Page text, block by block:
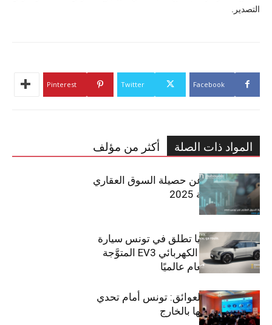
التصدير.
Facebook
Twitter
Pinterest
المواد ذات الصلة أكثر من مؤلف
مبوب تكشف عن حصيلة السوق العقاري
في تونس لسنة 2025
سيتي كارز – كيا تطلق في تونس سيارة
الـدفع الرباعي الكهربائي EV3 المتوَّجة
بلقب سيارة العام عالميًا
بين الطموح والعوائق: تونس أمام تحدي
استعادة كفاءاتها بالخارج